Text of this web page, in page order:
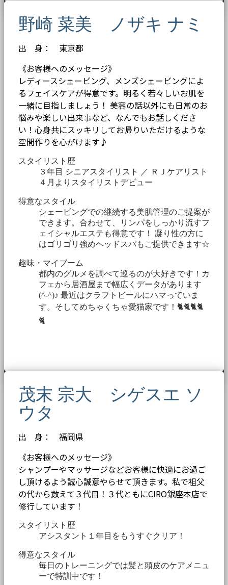
野崎 菜美 ノザキ ナミ
出 身： 東京都
《お客様へのメッセージ》
レディースシェービング、メンズシェービングによ
るフェイスケアが得意です。明るく若々しいお肌を
一緒に目指しましょう！ 美容の話以外にも日常のお
悩みや楽しい出来事など、なんでもお話しくださ
い！心身共にスッキリしてお帰りいただけるような
空間作りを心がけます♪
スタイリスト歴
３年目 シニアスタイリスト ／ ＲＪケアリスト
４月よりスタイリストデビュー
得意なスタイル
シェービングでの継続する美肌管理のご提案が
できます。合わせて、リンパをしっかり流すフ
ェイシャルエステも得意です！ 凝り性の方に
はゴリゴリ強めヘッドスパもご提供できます☆
趣味・マイブーム
都内のグルメを調べて巡るのが大好きです！カ
フェから居酒屋まで幅広くデータがあります
(^-^)♪ 最近はクラフトビールにハマっていま
す。そしてめちゃくちゃ愛猫家です！🐈🐈🐈🐈
🐈
茂末 宗大 シゲスエ ソ
ウタ
出 身： 福岡県
《お客様へのメッセージ》
シャンプーやマッサージなどお客様に快適にお過ご
し頂けるよう誠心誠意やらせて頂きます。私で祖父
の代から数えて３代目！３代ともにCIRO銀座本店で
修行しています！
スタイリスト歴
アシスタント１年目をもうすぐクリア！
得意なスタイル
毎日のトレーニングでは髪と頭皮のケアメニュ
ーで特訓中です！